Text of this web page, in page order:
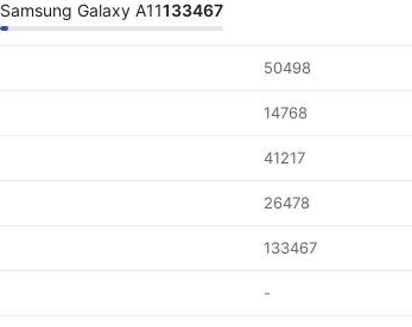
Samsung Galaxy A11133467
50498
14768
41217
26478
133467
-